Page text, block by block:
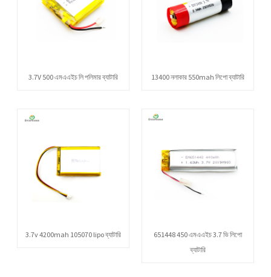
3.7V 500 এমএএইচ লি পলিমার ব্যাটারি 13400 নলাকার 550mah লিপো ব্যাটারি
3.7v 4200mah 105070 lipo ব্যাটারি
651448 450 এমএএইচ 3.7 ভি লিপো
ব্যাটারি